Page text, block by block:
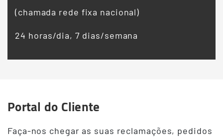
(chamada rede fixa nacional)
24 horas/dia, 7 dias/semana
Terceiro
Portal do Cliente
Faça-nos chegar as suas reclamações, pedidos